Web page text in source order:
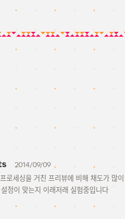
2014/09/09
로세싱을 거친 프리뷰에 비해 채도가
정이 맞는지 이래저래 실험중입니다